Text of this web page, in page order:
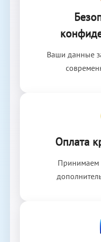
Ваши данные
Оплата
Принимаем